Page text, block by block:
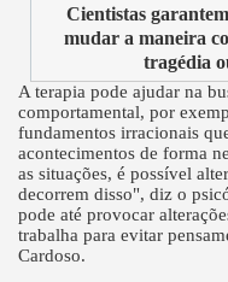
Cientistas
mudar a maneira
tragédia
A terapia pode ajudar na
comportamental, por
fundamentos irracionais
acontecimentos de forma
as situações, é possível
decorrem disso", diz o
pode até provocar
trabalha para evitar
Cardoso.